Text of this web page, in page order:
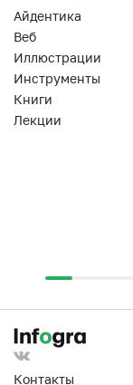
Айдентика
Веб
Иллюстрации
Инструменты
Книги
Лекции
Контакты